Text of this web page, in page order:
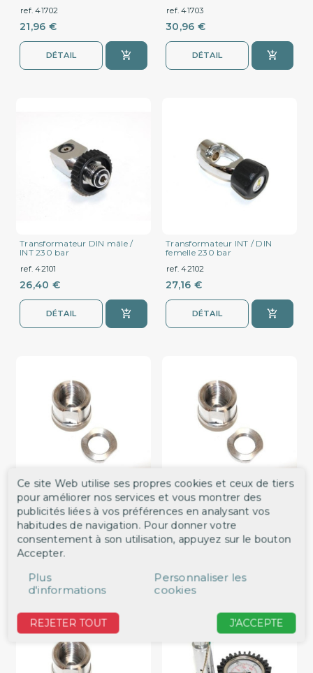
ref. 41702
21,96 €
DÉTAIL
ref. 41703
30,96 €
DÉTAIL
Transformateur DIN mâle /
INT 230 bar
ref. 42101
26,40 €
DÉTAIL
Transformateur INT / DIN
femelle 230 bar
ref. 42102
27,16 €
DÉTAIL
Raccords DIN 230 bar pour
tableau
ref. 41001
37,55 €
Raccords DIN 300 bar pour
tableau
ref. 41002
37,55 €
DÉTAIL
Ce site Web utilise ses propres cookies et ceux de tiers
pour améliorer nos services et vous montrer des
publicités liées à vos préférences en analysant vos
habitudes de navigation. Pour donner votre
consentement à son utilisation, appuyez sur le bouton
Accepter.
Plus
d'informations
Personnaliser les
cookies
REJETER TOUT J'ACCEPTE